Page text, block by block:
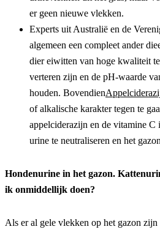
er geen nieuwe vlekken.
Experts uit Australië en de
algemeen een compleet ander
dier eiwitten van hoge kwaliteit
verteren zijn en de pH-waarde
houden. Bovendien
of alkalische karakter tegen te
appelciderazijn en de vitamine C
urine te neutraliseren en het
Hondenurine in het gazon.
ik onmiddellijk doen?
Als er al gele vlekken op het gazon zijn